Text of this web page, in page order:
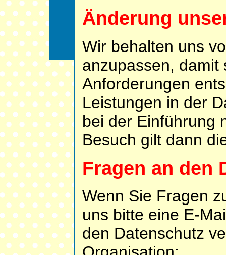
Änderung
Wir behalten uns
anzupassen, damit
Anforderungen
Leistungen in der
bei der Einführung
Besuch gilt dann
Fragen an den
Wenn Sie Fragen
uns bitte eine E-
den Datenschutz